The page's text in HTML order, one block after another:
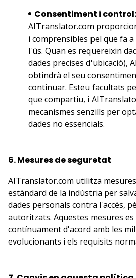
Consentiment i control:
AITranslator.com
i comprensibles pel que fa
l'ús. Quan es requereixin
dades precises d'ubicació),
obtindrà el seu
continuar. Esteu facultats
que compartiu, i
mecanismes senzills per
dades no essencials.
6. Mesures de seguretat
AITranslator.com utilitza
estàndard de la indústria per
dades personals contra l'accés,
autoritzats. Aquestes mesures
contínuament d'acord amb les
evolucionants i els requisits